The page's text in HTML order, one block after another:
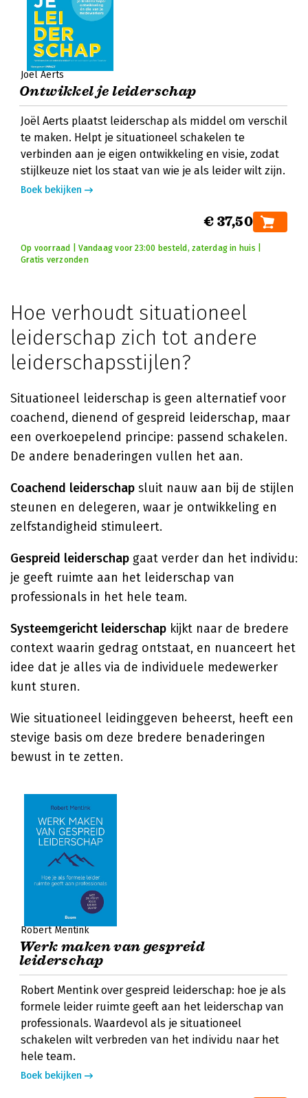
Joël Aerts
Ontwikkel je leiderschap
Joël Aerts plaatst leiderschap als middel om verschil
te maken. Helpt je situationeel schakelen te
verbinden aan je eigen ontwikkeling en visie, zodat
stijlkeuze niet los staat van wie je als leider wilt zijn.
Boek bekijken
€ 37,50
Op voorraad | Vandaag voor 23:00 besteld, zaterdag in huis |
Gratis verzonden
Hoe verhoudt situationeel
leiderschap zich tot andere
leiderschapsstijlen?
Situationeel leiderschap is geen alternatief voor
coachend, dienend of gespreid leiderschap, maar
een overkoepelend principe: passend schakelen.
De andere benaderingen vullen het aan.
Coachend leiderschap sluit nauw aan bij de stijlen
steunen en delegeren, waar je ontwikkeling en
zelfstandigheid stimuleert.
Gespreid leiderschap gaat verder dan het individu:
je geeft ruimte aan het leiderschap van
professionals in het hele team.
Systeemgericht leiderschap kijkt naar de bredere
context waarin gedrag ontstaat, en nuanceert het
idee dat je alles via de individuele medewerker
kunt sturen.
Wie situationeel leidinggeven beheerst, heeft een
stevige basis om deze bredere benaderingen
bewust in te zetten.
Robert Mentink
Werk maken van gespreid
leiderschap
Robert Mentink over gespreid leiderschap: hoe je als
formele leider ruimte geeft aan het leiderschap van
professionals. Waardevol als je situationeel
schakelen wilt verbreden van het individu naar het
hele team.
Boek bekijken